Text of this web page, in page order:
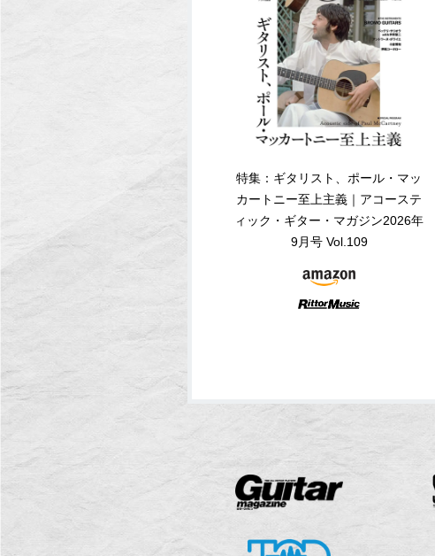
特集：ギタリスト、ポール・マッ
カートニー至上主義｜アコーステ
ィック・ギター・マガジン2026年
9月号 Vol.109